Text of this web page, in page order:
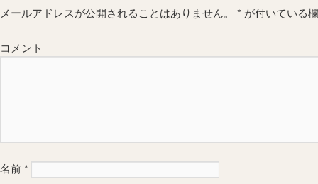
メールアドレスが公開されることはありません。 * が付いている
コメント
名前*